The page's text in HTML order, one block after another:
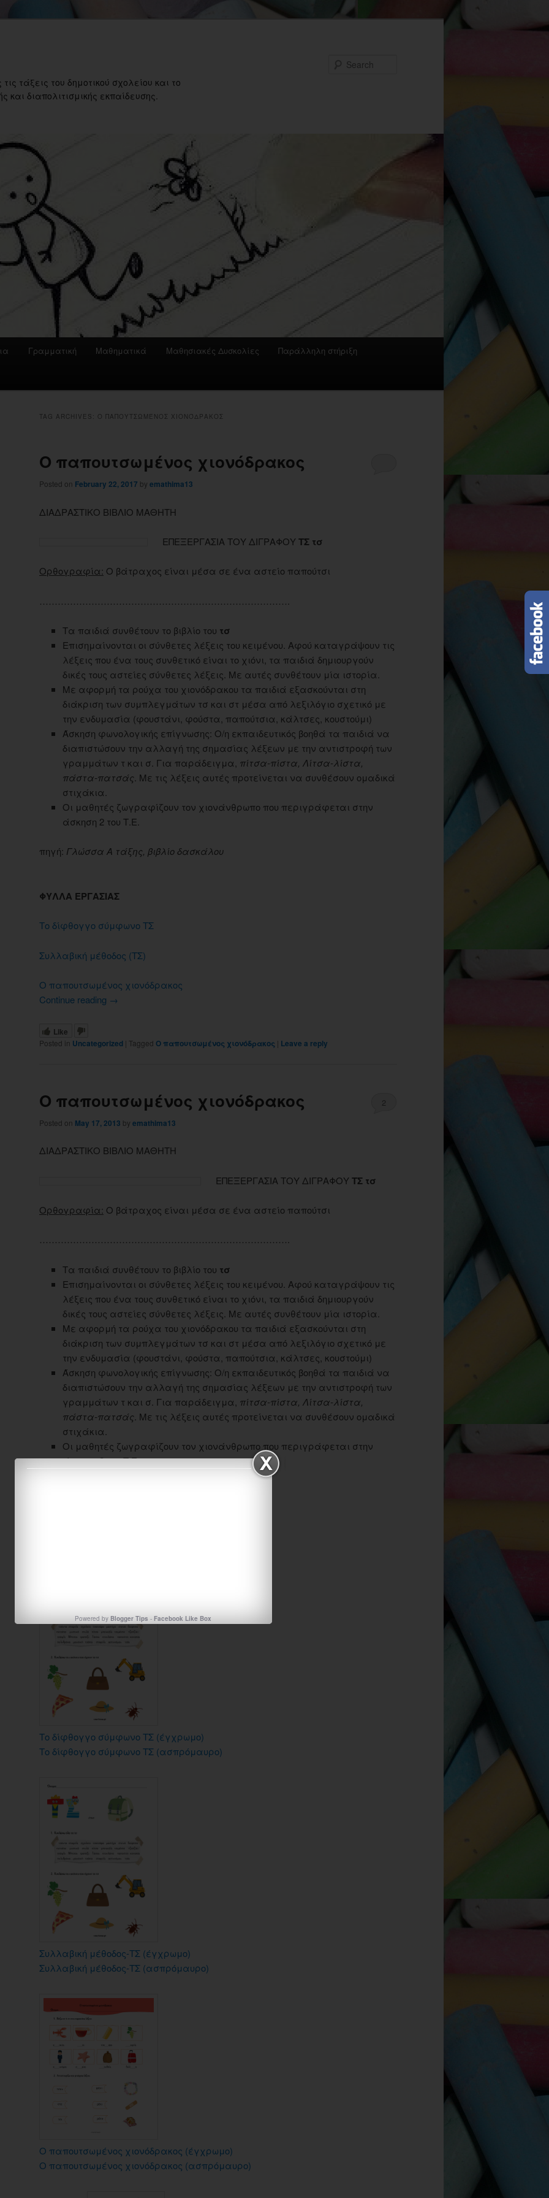
τάξεις του δημοτικού σχολείου και το
διαπολιτισμικής εκπαίδευσης.
Γραμματική Μαθηματικά Μαθησιακές Δυσκολίες Παράλληλη στήριξη
TAG ARCHIVES: Ο ΠΑΠΟΥΤΣΩΜΈΝΟΣ ΧΙΟΝΌΔΡΑΚΟΣ
Ο παπουτσωμένος χιονόδρακος
Posted on February 22, 2017 by emathima13
ΔΙΑΔΡΑΣΤΙΚΟ ΒΙΒΛΙΟ ΜΑΘΗΤΗ
ΕΠΕΞΕΡΓΑΣΙΑ ΤΟΥ ΔΙΓΡΑΦΟΥΤΣ τσ
Ορθογραφία: Ο βάτραχος είναι μέσα σε ένα αστείο παπούτσι
Τα παιδιά συνθέτουν το βιβλίο του τσ
Επισημαίνονται οι σύνθετες λέξεις του κειμένου. Αφού καταγράψουν τις
λέξεις που ένα τους συνθετικό είναι το χιόνι, τα παιδιά δημιουργούν
δικές τους αστείες σύνθετες λέξεις. Με αυτές συνθέτουν μία ιστορία.
Με αφορμή τα ρούχα του χιονόδρακου τα παιδιά εξασκούνται στη
διάκριση των συμπλεγμάτων τσ και στ μέσα από λεξιλόγιο σχετικό με
την ενδυμασία (φουστάνι, φούστα, παπούτσια, κάλτσες, κουστούμι)
Άσκηση φωνολογικής επίγνωσης: Ο/η εκπαιδευτικός βοηθά τα παιδιά να
διαπιστώσουν την αλλαγή της σημασίας λέξεων με την αντιστροφή των
γραμμάτων τ και σ. Για παράδειγμα, πίτσα-πίστα, Λίτσα-λίστα,
πάστα-πατσάς . Με τις λέξεις αυτές προτείνεται να συνθέσουν ομαδικά
στιχάκια.
Οι μαθητές ζωγραφίζουν τον χιονάνθρωπο που περιγράφεται στην
άσκηση 2 του Τ.Ε.
πηγή: Γλώσσα Α τάξης, βιβλίο δασκάλου
ΦΥΛΛΑ ΕΡΓΑΣΙΑΣ
Το δίφθογγο σύμφωνο ΤΣ
Συλλαβική μέθοδος (ΤΣ)
Ο παπουτσωμένος χιονόδρακος
Continue reading →
Like
Posted in Uncategorized | Tagged Ο παπουτσωμένος χιονόδρακος | Leave a reply
Ο παπουτσωμένος χιονόδρακος
Posted on May 17, 2013 by emathima13
2
ΔΙΑΔΡΑΣΤΙΚΟ ΒΙΒΛΙΟ ΜΑΘΗΤΗ
ΕΠΕΞΕΡΓΑΣΙΑ ΤΟΥ ΔΙΓΡΑΦΟΥΤΣ τσ
Ορθογραφία: Ο βάτραχος είναι μέσα σε ένα αστείο παπούτσι
……………………………………………………………………….
Τα παιδιά συνθέτουν το βιβλίο του τσ
Επισημαίνονται οι σύνθετες λέξεις του κειμένου. Αφού καταγράψουν τις
λέξεις που ένα τους συνθετικό είναι το χιόνι, τα παιδιά δημιουργούν
δικές τους αστείες σύνθετες λέξεις. Με αυτές συνθέτουν μία ιστορία.
Με αφορμή τα ρούχα του χιονόδρακου τα παιδιά εξασκούνται στη
διάκριση των συμπλεγμάτων τσ και στ μέσα από λεξιλόγιο σχετικό με
την ενδυμασία (φουστάνι, φούστα, παπούτσια, κάλτσες, κουστούμι)
Άσκηση φωνολογικής επίγνωσης: Ο/η εκπαιδευτικός βοηθά τα παιδιά να
διαπιστώσουν την αλλαγή της σημασίας λέξεων με την αντιστροφή των
γραμμάτων τ και σ. Για παράδειγμα, πίτσα-πίστα, Λίτσα-λίστα,
πάστα-πατσάς . Με τις λέξεις αυτές προτείνεται να συνθέσουν ομαδικά
στιχάκια.
Οι μαθητές ζωγραφίζουν τον χιονάνθρωπο που περιγράφεται στην
άσκηση 2 του Τ.Ε.
Το δίφθογγο σύμφωνο ΤΣ (έγχρωμο)
Το δίφθογγο σύμφωνο ΤΣ (ασπρόμαυρο)
Συλλαβική μέθοδος-ΤΣ (έγχρωμο)
Συλλαβική μέθοδος-ΤΣ (ασπρόμαυρο)
Ο παπουτσωμένος χιονόδρακος (έγχρωμο)
Ο παπουτσωμένος χιονόδρακος (ασπρόμαυρο)
Powered byBlogger Tips -Facebook Like Box